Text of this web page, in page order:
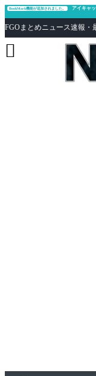
BookMark機能が追加されました。
アイキャ
